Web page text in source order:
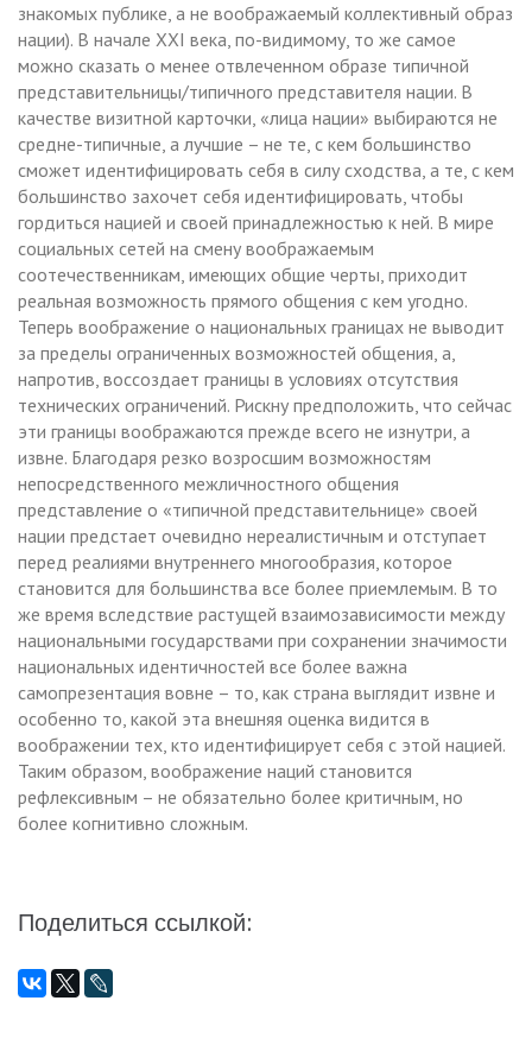
знакомых публике, а не воображаемый коллективный образ
нации). В начале XXI века, по-видимому, то же самое
можно сказать о менее отвлеченном образе типичной
представительницы/типичного представителя нации. В
качестве визитной карточки, «лица нации» выбираются не
средне-типичные, а лучшие – не те, с кем большинство
сможет идентифицировать себя в силу сходства, а те, с кем
большинство захочет себя идентифицировать, чтобы
гордиться нацией и своей принадлежностью к ней. В мире
социальных сетей на смену воображаемым
соотечественникам, имеющих общие черты, приходит
реальная возможность прямого общения с кем угодно.
Теперь воображение о национальных границах не выводит
за пределы ограниченных возможностей общения, а,
напротив, воссоздает границы в условиях отсутствия
технических ограничений. Рискну предположить, что сейчас
эти границы воображаются прежде всего не изнутри, а
извне. Благодаря резко возросшим возможностям
непосредственного межличностного общения
представление о «типичной представительнице» своей
нации предстает очевидно нереалистичным и отступает
перед реалиями внутреннего многообразия, которое
становится для большинства все более приемлемым. В то
же время вследствие растущей взаимозависимости между
национальными государствами при сохранении значимости
национальных идентичностей все более важна
самопрезентация вовне – то, как страна выглядит извне и
особенно то, какой эта внешняя оценка видится в
воображении тех, кто идентифицирует себя с этой нацией.
Таким образом, воображение наций становится
рефлексивным – не обязательно более критичным, но
более когнитивно сложным.
Поделиться ссылкой: